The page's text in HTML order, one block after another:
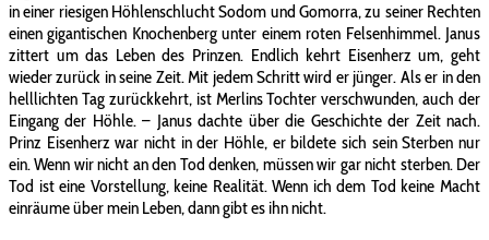
in einer riesigen Höhlenschlucht Sodom und Gomorra, zu seiner Rechten
einen gigantischen Knochenberg unter einem roten Felsenhimmel. Janus
zittert um das Leben des Prinzen. Endlich kehrt Eisenherz um, geht
wieder zurück in seine Zeit. Mit jedem Schritt wird er jünger. Als er in den
helllichten Tag zurückkehrt, ist Merlins Tochter verschwunden, auch der
Eingang der Höhle. – Janus dachte über die Geschichte der Zeit nach.
Prinz Eisenherz war nicht in der Höhle, er bildete sich sein Sterben nur
ein. Wenn wir nicht an den Tod denken, müssen wir gar nicht sterben. Der
Tod ist eine Vorstellung, keine Realität. Wenn ich dem Tod keine Macht
einräume über mein Leben, dann gibt es ihn nicht.